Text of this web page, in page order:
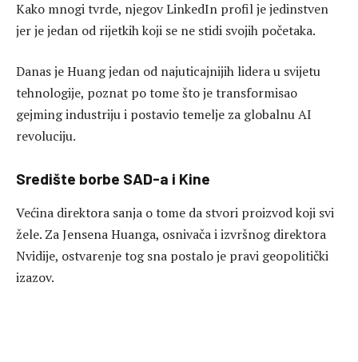
Kako mnogi tvrde, njegov LinkedIn profil je jedinstven
jer je jedan od rijetkih koji se ne stidi svojih početaka.
Danas je Huang jedan od najuticajnijih lidera u svijetu
tehnologije, poznat po tome što je transformisao
gejming industriju i postavio temelje za globalnu AI
revoluciju.
Središte borbe SAD-a i Kine
Većina direktora sanja o tome da stvori proizvod koji svi
žele. Za Jensena Huanga, osnivača i izvršnog direktora
Nvidije, ostvarenje tog sna postalo je pravi geopolitički
izazov.